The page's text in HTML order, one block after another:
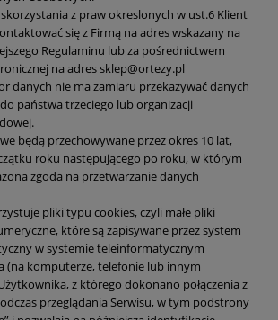
z praw okreslonych w ust.6 Klient
się z Firmą na adres wskazany na
Regulaminu lub za pośrednictwem
na adres sklep@ortezy.pl
danych nie ma zamiaru przekazywać danych
państwa trzeciego lub organizacji
będą przechowywane przez okres 10 lat,
roku następującego po roku, w którym
zgoda na przetwarzanie danych
pliki typu cookies, czyli małe pliki
które są zapisywane przez system
w systemie teleinformatycznym
(na komputerze, telefonie lub innym
z którego dokonano połączenia z
przeglądania Serwisu, w tym podstrony